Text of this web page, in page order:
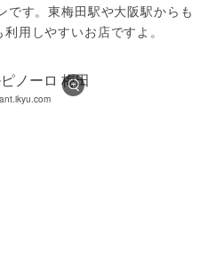
す。東梅田駅や大阪駅からも
用しやすいお店ですよ。